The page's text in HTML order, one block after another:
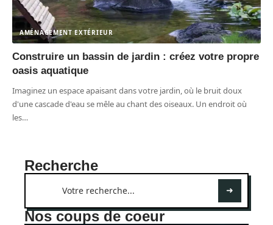
AMÉNAGEMENT EXTÉRIEUR
Construire un bassin de jardin : créez votre propre
oasis aquatique
Imaginez un espace apaisant dans votre jardin, où le bruit doux
d'une cascade d'eau se mêle au chant des oiseaux. Un endroit où
les…
Recherche
Nos coups de coeur